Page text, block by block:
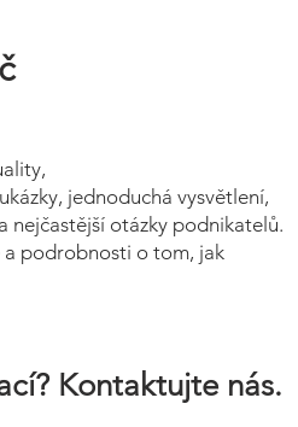
jednoduchá vysvětlení,
nejčastější otázky podnikatelů.
a podrobnosti o tom, jak
Kontaktujte nás.